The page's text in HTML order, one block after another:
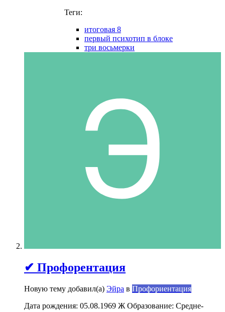
Теги:
итоговая 8
первый психотип в блоке
три восьмерки
✔ Профорентация
Новую тему добавил(а) Эйра в Профориентация
Дата рождения: 05.08.1969 Ж Образование: Средне-